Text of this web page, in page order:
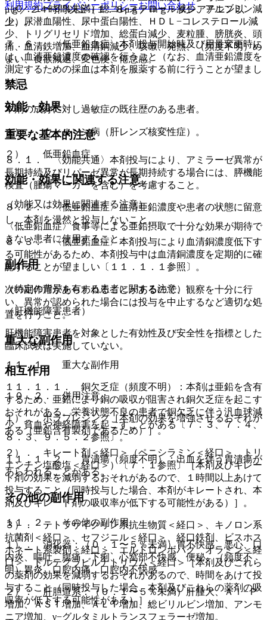
（０．１〜５％未満）総コレステロール減少、アルブミン減
少、尿潜血陽性、尿中蛋白陽性、ＨＤＬ−コレステロール減
少、トリグリセリド増加、総蛋白減少、麦粒腫、膀胱炎、頭
痛、血清鉄増加、血清銅減少、咳嗽、発熱、（頻度不明）め
まい、食欲減退、変色便、倦怠感。
禁忌
本剤の成分に対し過敏症の既往歴のある患者。
重要な基本的注意
８．１． 〈効能共通〉本剤投与により、アミラーゼ異常が
長期持続及びリパーゼ異常が長期持続する場合には、膵機能
検査（腫瘍マーカーを含む）を考慮すること。
８．２． 〈低亜鉛血症〉血清亜鉛濃度や患者の状態に留意
し、本剤を漫然と投与しないこと。
８．３． 〈低亜鉛血症〉本剤投与により血清銅濃度低下す
る可能性があるため、本剤投与中は血清銅濃度を定期的に確
認することが望ましい〔１１．１．１参照〕。
（特定の背景を有する患者に関する注意）
（肝機能障害患者）
肝機能障害患者を対象とした有効性及び安全性を指標とした
臨床試験は実施していない。
相互作用
１０．２． 併用注意：
１）． ポラプレジンク［本剤の効果を増強させるおそれが
ある（亜鉛含有製剤であるため）］。
２）． キレート剤＜経口＞（ペニシラミン＜経口＞、トリ
エンチン塩酸塩＜経口＞）〔７．１参照〕［本剤及びキレー
ト剤の効果を減弱するおそれがあるので、１時間以上あけて
投与すること（同時投与した場合、本剤がキレートされ、本
剤及びキレート剤の吸収率が低下する可能性がある）］。
３）． テトラサイクリン系抗生物質＜経口＞、キノロン系
抗菌剤＜経口＞、セフジニル＜経口＞、経口鉄剤、ビスホス
ホネート系製剤＜経口＞、エルトロンボパグ オラミン＜経
口＞、ドルテグラビルナトリウム＜経口＞［本剤及びこれら
の薬剤の効果を減弱するおそれがあるので、時間をあけて投
与すること（同時投与した場合、本剤及びこれらの薬剤の吸
収率が低下する可能性がある）］。
μｇ／２４時間以上（１．８μｇ／ｍｇ・クレアチニン以
上）。
７．６． 〈低亜鉛血症〉本剤投与開始時及び用量変更時に
は、血清亜鉛濃度の確認を行うこと（なお、血清亜鉛濃度を
測定するための採血は本剤を服薬する前に行うことが望まし
い）。
効能・効果
１）． ウィルソン病（肝レンズ核変性症）。
２）． 低亜鉛血症。
効能・効果に関連する注意
（効能又は効果に関連する注意）
〈低亜鉛血症〉食事等による亜鉛摂取で十分な効果が期待で
きない患者に使用すること。
副作用
次の副作用があらわれることがあるので、観察を十分に行
い、異常が認められた場合には投与を中止するなど適切な処
置を行うこと。
重大な副作用
１１．１． 重大な副作用
１１．１．１． 銅欠乏症（頻度不明）：本剤は亜鉛を含有
するため、亜鉛により銅の吸収が阻害され銅欠乏症を起こす
おそれがある。栄養状態不良の患者で銅欠乏に伴う汎血球減
少、貧血や神経障害を起こすことがある〔７．３、７．４、
８．３、９．５．２参照〕。
１１．１．２． 胃潰瘍（頻度不明）：出血を伴う胃潰瘍が
あらわれることがある。
その他の副作用
１１．２． その他の副作用
１）． 消化器：（０．１〜５％未満）胃不快感、悪心、口
内炎、嘔吐、腹痛、下痢、心窩部不快感、便秘、（頻度不
明）胃炎、口腔内痛、口腔内不快感。
２）． 肝胆道系：（０．１〜５％未満）肝腫大、Ａｌ−Ｐ
増加、ＡＳＴ増加、ＡＬＴ増加、総ビリルビン増加、アンモ
ニア増加、γ−グルタミルトランスフェラーゼ増加。
利用規約プライバシーポリシーお問い合わせ